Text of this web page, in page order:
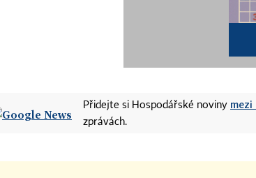
Přidejte si Hospodářské noviny
zprávách.